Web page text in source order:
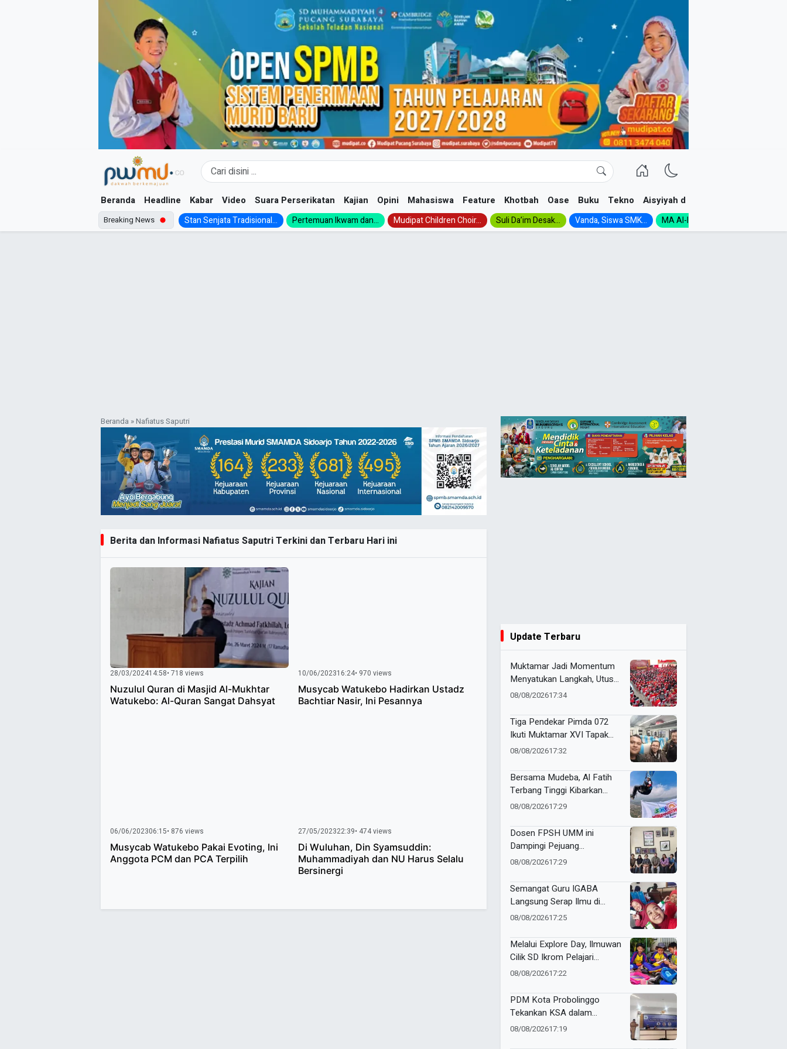
Beranda Headline Kabar Video Suara Perserikatan Kajian Opini Mahasiswa Feature Khotbah Oase Buku Tekno Aisyiyah dan NA
Breaking News Stan Senjata Tradisional... Pertemuan Ikwam dan... Mudipat Children Choir... Suli Da’im Desak... Vanda, Siswa SMK... MA Al-Ishlah Gelar...
Beranda »Nafiatus Saputri
Berita dan Informasi Nafiatus Saputri Terkini dan Terbaru Hari ini
28/03/202414:58• 718 views
Nuzulul Quran di Masjid Al-Mukhtar
Watukebo: Al-Quran Sangat Dahsyat
10/06/202316:24• 970 views
Musycab Watukebo Hadirkan Ustadz
Bachtiar Nasir, Ini Pesannya
06/06/202306:15• 876 views
Musycab Watukebo Pakai Evoting, Ini
Anggota PCM dan PCA Terpilih
27/05/202322:39• 474 views
Di Wuluhan, Din Syamsuddin:
Muhammadiyah dan NU Harus Selalu
Bersinergi
Update Terbaru
Muktamar Jadi Momentum
Menyatukan Langkah, Utusan
Pimda 072 Probolinggo
Suci
08/08/202617:34
Tiga Pendekar Pimda 072
Ikuti Muktamar XVI Tapak
Suci di Semarang, Bawa
08/08/202617:32
Bersama Mudeba, Al Fatih
Terbang Tinggi Kibarkan
Giant Flag di Langit Kota
08/08/202617:29
Dosen FPSH UMM ini
Dampingi Pejuang
Kesetaraan Bali Lewat
08/08/202617:29
Semangat Guru IGABA
Langsung Serap Ilmu di
Workshop Jurnalistik Digital
08/08/202617:25
Melalui Explore Day, Ilmuwan
Cilik SD Ikrom Pelajari
Perubahan Energi dan Kelola
08/08/202617:22
PDM Kota Probolinggo
Tekankan KSA dalam
Pelatihan Jurnalistik Digital
08/08/202617:19